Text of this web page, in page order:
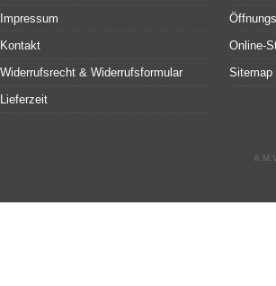
Impressum
Kontakt
Widerrufsrecht & Widerrufsformular
Lieferzeit
Online-
Sitemap